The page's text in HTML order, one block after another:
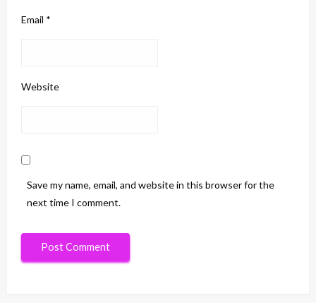
Email *
Website
Save my name, email, and website in this browser for the
next time I comment.